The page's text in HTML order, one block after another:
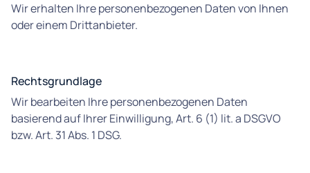
Wir erhalten Ihre personenbezogenen Daten von Ihnen
oder einem Drittanbieter.
Rechtsgrundlage
Wir bearbeiten Ihre personenbezogenen Daten
basierend auf Ihrer Einwilligung, Art. 6 (1) lit. a DSGVO
bzw. Art. 31 Abs. 1 DSG.